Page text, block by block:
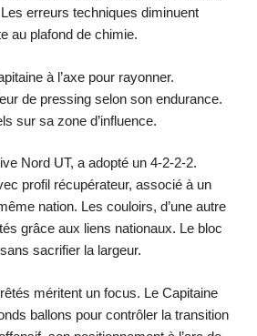
erreurs techniques diminuent
au plafond de chimie.
à l’axe pour rayonner.
de pressing selon son endurance.
sur sa zone d’influence.
Nord UT, a adopté un 4-2-2-2.
profil récupérateur, associé à un
nation. Les couloirs, d’une autre
grâce aux liens nationaux. Le bloc
sacrifier la largeur.
méritent un focus. Le Capitaine
ballons pour contrôler la transition